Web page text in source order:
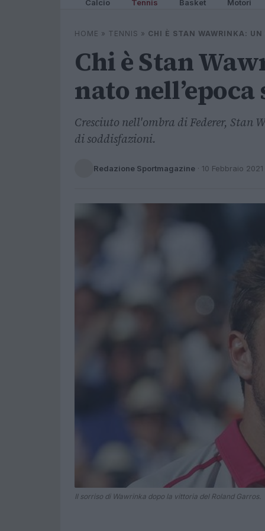
Calcio Tennis Basket Motori
HOME » TENNIS » CHI È STAN WAWRINKA:
Chi è Stan
nato
Cresciuto nell'ombra di Federer, Stan
di soddisfazioni.
Redazione Sportmagazine · 10 Febbraio 2021
Il sorriso di Wawrinka dopo la vittoria del Roland Garros.